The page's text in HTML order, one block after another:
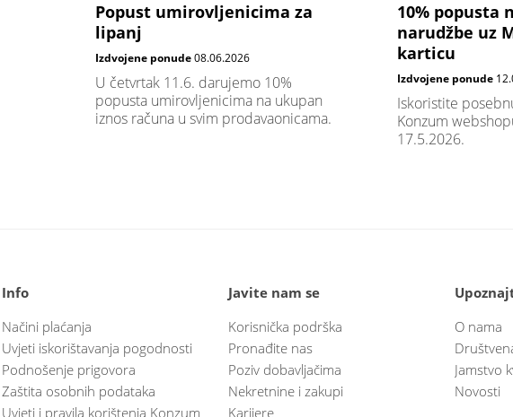
Popust umirovljenicima za
lipanj
Izdvojene ponude08.06.2026
U četvrtak 11.6. darujemo 10%
popusta umirovljenicima na ukupan
iznos računa u svim prodavaonicama.
10% popusta
narudžbe uz
karticu
Izdvojene ponude
Iskoristite
Konzum
17.5.2026.
Info
Načini plaćanja
Uvjeti iskorištavanja pogodnosti
Podnošenje prigovora
Zaštita osobnih podataka
Uvjeti i pravila korištenja Konzum
Javite nam se
Korisnička podrška
Pronađite nas
Poziv dobavljačima
Nekretnine i zakupi
Karijere
O nama
Jamstvo
Novosti